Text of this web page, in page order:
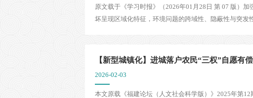
原文载于《学习时报》（2026年01月28日 第 07 版）
坏呈现区域化特征，环境问题的跨域性、隐蔽性与突发
【新型城镇化】进城落户农民“三权”自愿有
2026-02-03
本文原载《福建论坛（人文社会科学版）》2025年第